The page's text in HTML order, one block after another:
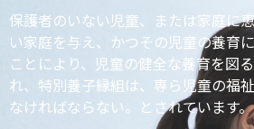
保護者のいない児童、または家庭に
い家庭を与え、かつその児童の養育
ことにより、児童の健全な養育を図
れ、特別養⼦縁組は、専ら児童の福
なければならない。とされています。